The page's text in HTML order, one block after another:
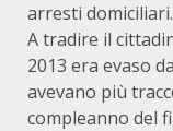
arresti domiciliari.
A tradire il
2013 era evaso
avevano più
compleanno del